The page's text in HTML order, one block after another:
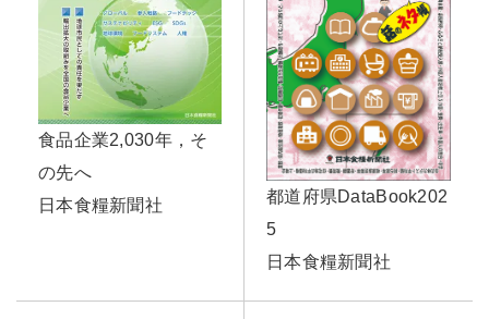
食品企業2,030年，そ
の先へ
日本食糧新聞社
都道府県DataBook202
5
日本食糧新聞社